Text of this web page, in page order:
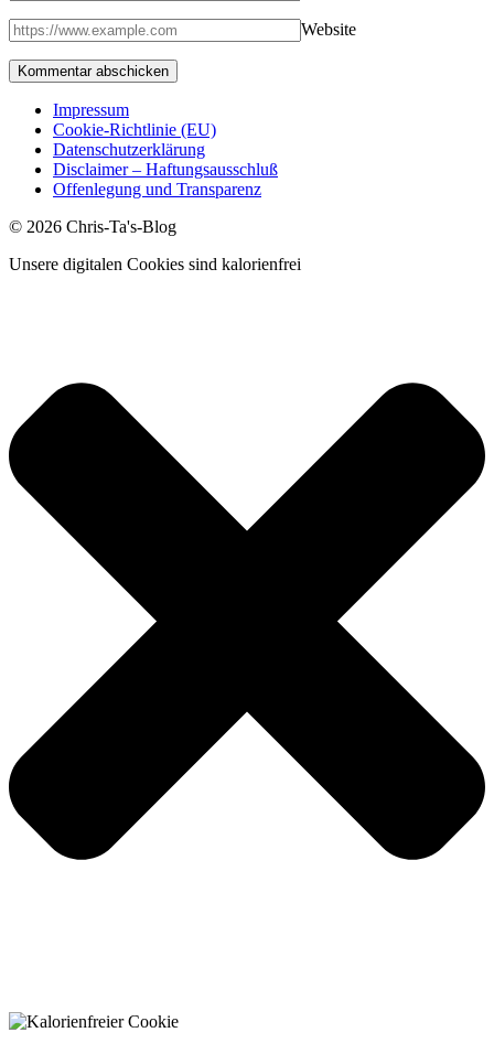
Website
Impressum
Cookie-Richtlinie (EU)
Datenschutzerklärung
Disclaimer – Haftungsausschluß
Offenlegung und Transparenz
© 2026 Chris-Ta's-Blog
Unsere digitalen Cookies sind kalorienfrei